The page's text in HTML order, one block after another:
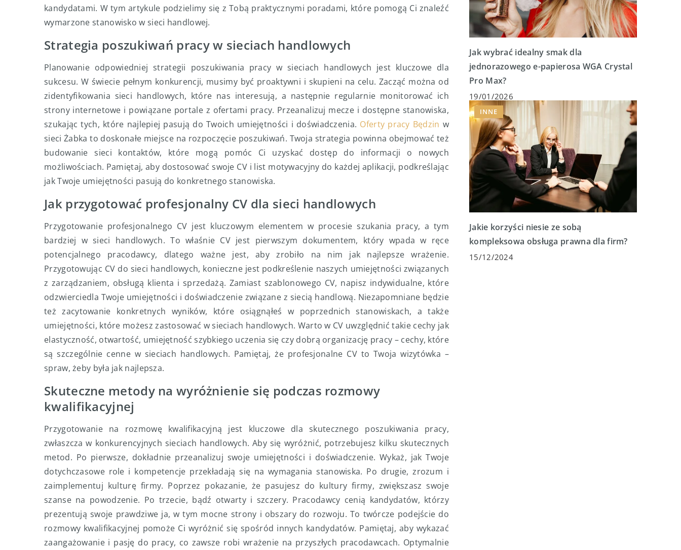
kandydatami. W tym artykule podzielimy się z Tobą praktycznymi poradami, które pomogą Ci znaleźć
wymarzone stanowisko w sieci handlowej.
Strategia poszukiwań pracy w sieciach handlowych
Planowanie odpowiedniej strategii poszukiwania pracy w sieciach handlowych jest kluczowe dla
sukcesu. W świecie pełnym konkurencji, musimy być proaktywni i skupieni na celu. Zacząć można od
zidentyfikowania sieci handlowych, które nas interesują, a następnie regularnie monitorować ich
strony internetowe i powiązane portale z ofertami pracy. Przeanalizuj mecze i dostępne stanowiska,
szukając tych, które najlepiej pasują do Twoich umiejętności i doświadczenia. Oferty pracy Będzin w
sieci Żabka to doskonałe miejsce na rozpoczęcie poszukiwań. Twoja strategia powinna obejmować też
budowanie sieci kontaktów, które mogą pomóc Ci uzyskać dostęp do informacji o nowych
możliwościach. Pamiętaj, aby dostosować swoje CV i list motywacyjny do każdej aplikacji, podkreślając
jak Twoje umiejętności pasują do konkretnego stanowiska.
Jak przygotować profesjonalny CV dla sieci handlowych
Przygotowanie profesjonalnego CV jest kluczowym elementem w procesie szukania pracy, a tym
bardziej w sieci handlowych. To właśnie CV jest pierwszym dokumentem, który wpada w ręce
potencjalnego pracodawcy, dlatego ważne jest, aby zrobiło na nim jak najlepsze wrażenie.
Przygotowując CV do sieci handlowych, konieczne jest podkreślenie naszych umiejętności związanych
z zarządzaniem, obsługą klienta i sprzedażą. Zamiast szablonowego CV, napisz indywidualne, które
odzwierciedla Twoje umiejętności i doświadczenie związane z siecią handlową. Niezapomniane będzie
też zacytowanie konkretnych wyników, które osiągnąłeś w poprzednich stanowiskach, a także
umiejętności, które możesz zastosować w sieciach handlowych. Warto w CV uwzględnić takie cechy jak
elastyczność, otwartość, umiejętność szybkiego uczenia się czy dobrą organizację pracy – cechy, które
są szczególnie cenne w sieciach handlowych. Pamiętaj, że profesjonalne CV to Twoja wizytówka –
spraw, żeby była jak najlepsza.
Skuteczne metody na wyróżnienie się podczas rozmowy
kwalifikacyjnej
Przygotowanie na rozmowę kwalifikacyjną jest kluczowe dla skutecznego poszukiwania pracy,
zwłaszcza w konkurencyjnych sieciach handlowych. Aby się wyróżnić, potrzebujesz kilku skutecznych
metod. Po pierwsze, dokładnie przeanalizuj swoje umiejętności i doświadczenie. Wykaż, jak Twoje
dotychczasowe role i kompetencje przekładają się na wymagania stanowiska. Po drugie, zrozum i
zaimplementuj kulturę firmy. Poprzez pokazanie, że pasujesz do kultury firmy, zwiększasz swoje
szanse na powodzenie. Po trzecie, bądź otwarty i szczery. Pracodawcy cenią kandydatów, którzy
prezentują swoje prawdziwe ja, w tym mocne strony i obszary do rozwoju. To twórcze podejście do
rozmowy kwalifikacyjnej pomoże Ci wyróżnić się spośród innych kandydatów. Pamiętaj, aby wykazać
zaangażowanie i pasję do pracy, co zawsze robi wrażenie na przyszłych pracodawcach. Optymalnie
Jak wybrać idealny smak dla
jednorazowego e-papierosa WGA Crystal
Pro Max?
19/01/2026
INNE
Jakie korzyści niesie ze sobą
kompleksowa obsługa prawna dla firm?
15/12/2024